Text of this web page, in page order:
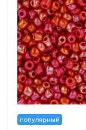
популярный